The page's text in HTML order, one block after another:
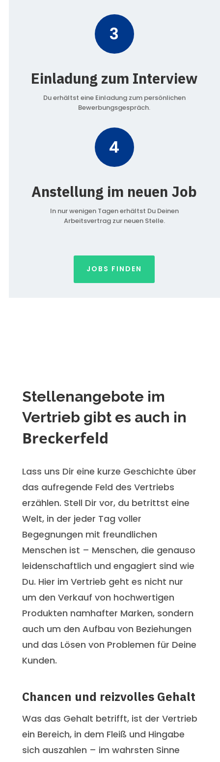
3
Einladung zum Interview
Du erhältst eine Einladung zum persönlichen
Bewerbungsgespräch.
4
Anstellung im neuen Job
In nur wenigen Tagen erhältst Du Deinen
Arbeitsvertrag zur neuen Stelle.
JOBS FINDEN
Stellenangebote im
Vertrieb gibt es auch in
Breckerfeld
Lass uns Dir eine kurze Geschichte über
das aufregende Feld des Vertriebs
erzählen. Stell Dir vor, du betrittst eine
Welt, in der jeder Tag voller
Begegnungen mit freundlichen
Menschen ist – Menschen, die genauso
leidenschaftlich und engagiert sind wie
Du. Hier im Vertrieb geht es nicht nur
um den Verkauf von hochwertigen
Produkten namhafter Marken, sondern
auch um den Aufbau von Beziehungen
und das Lösen von Problemen für Deine
Kunden.
Chancen und reizvolles Gehalt
Was das Gehalt betrifft, ist der Vertrieb
ein Bereich, in dem Fleiß und Hingabe
sich auszahlen – im wahrsten Sinne